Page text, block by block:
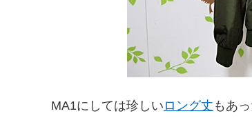
MA1にしては珍しい ロング丈 もあ